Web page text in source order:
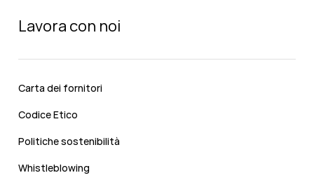
Lavora con noi
Carta dei fornitori
Codice Etico
Politiche sostenibilità
Whistleblowing